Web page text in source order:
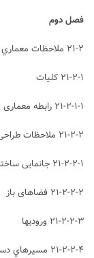
فصل دوم
۲۱-۲ ملاحظات معماري
۲۱-۲-۱ کلیات
۲۱-۲-۱-۱ رابطه معماری و پدافند غیرعامل
۲۱-۲-۲ ملاحظات طراحی محوطه
۲۱-۲-۲-۱ جانمایی ساختمان
۲۱-۲-۲-۲ فضاهای باز
۲۱-۲-۲-۳ ورودي⁭ها
۲۱-۲-۲-۴ مسيرهاي دسترسي